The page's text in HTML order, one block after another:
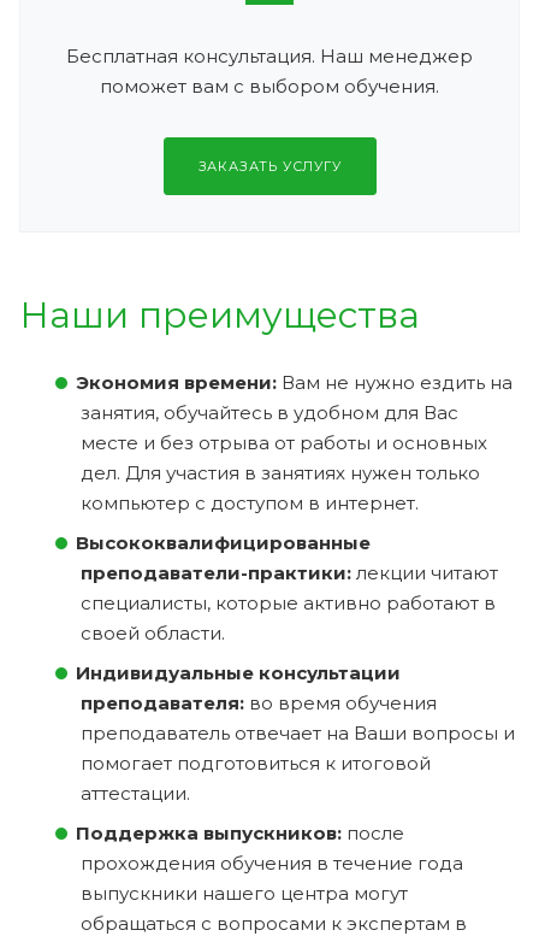
Бесплатная консультация. Наш менеджер
поможет вам с выбором обучения.
ЗАКАЗАТЬ УСЛУГУ
Наши преимущества
Экономия времени: Вам не нужно ездить на
занятия, обучайтесь в удобном для Вас
месте и без отрыва от работы и основных
дел. Для участия в занятиях нужен только
компьютер с доступом в интернет.
Высококвалифицированные
преподаватели-практики: лекции читают
специалисты, которые активно работают в
своей области.
Индивидуальные консультации
преподавателя: во время обучения
преподаватель отвечает на Ваши вопросы и
помогает подготовиться к итоговой
аттестации.
Поддержка выпускников: после
прохождения обучения в течение года
выпускники нашего центра могут
обращаться с вопросами к экспертам в